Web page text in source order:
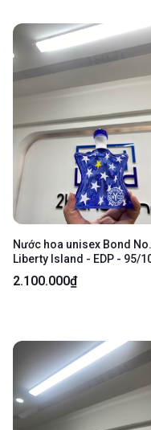
Nước hoa unisex Bond
Liberty Island - EDP - 95/
ml - Body
2.100.000₫